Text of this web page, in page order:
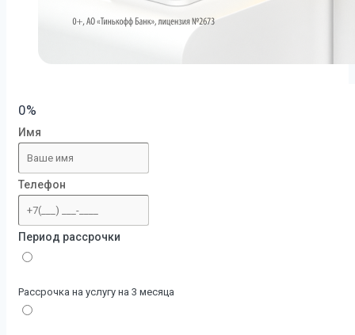
0%
Имя
Телефон
Период рассрочки
Рассрочка на услугу на 3 месяца